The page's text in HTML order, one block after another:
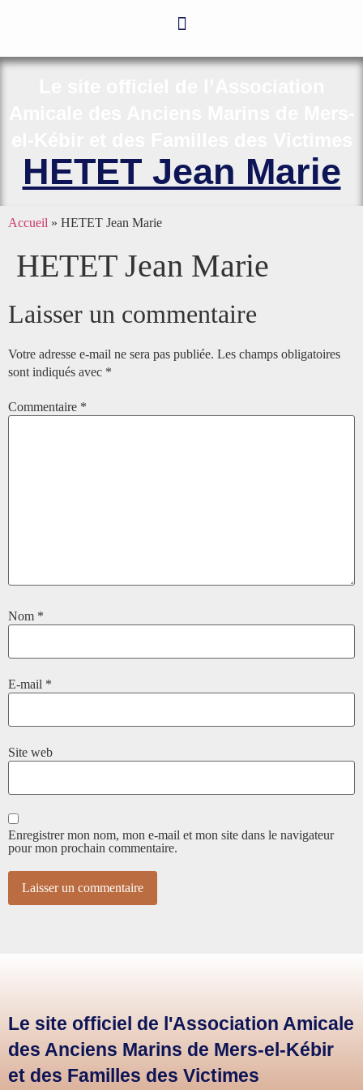
HETET Jean Marie
Accueil » HETET Jean Marie
HETET Jean Marie
Laisser un commentaire
Votre adresse e-mail ne sera pas publiée. Les champs obligatoires
sont indiqués avec *
Commentaire *
Nom *
E-mail *
Site web
Enregistrer mon nom, mon e-mail et mon site dans le navigateur
pour mon prochain commentaire.
Le site officiel de l'Association Amicale
des Anciens Marins de Mers-el-Kébir
et des Familles des Victimes